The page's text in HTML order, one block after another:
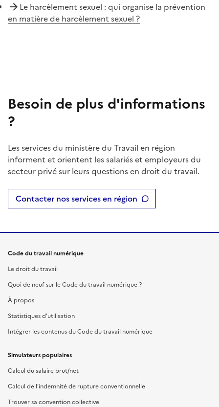
Le harcèlement sexuel : qui organise la prévention
en matière de harcèlement sexuel ?
Besoin de plus d'informations
?
Les services du ministère du Travail en région
informent et orientent les salariés et employeurs du
secteur privé sur leurs questions en droit du travail.
Contacter nos services en région
Code du travail numérique
Le droit du travail
Quoi de neuf sur le Code du travail numérique ?
À propos
Statistiques d'utilisation
Intégrer les contenus du Code du travail numérique
Simulateurs populaires
Calcul du salaire brut/net
Calcul de l'indemnité de rupture conventionnelle
Trouver sa convention collective